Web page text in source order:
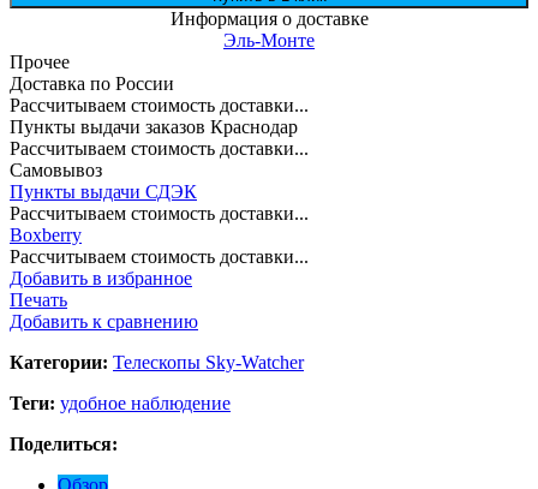
Информация о доставке
Эль-Монте
Прочее
Доставка по России
Рассчитываем стоимость доставки...
Пункты выдачи заказов Краснодар
Рассчитываем стоимость доставки...
Самовывоз
Пункты выдачи СДЭК
Рассчитываем стоимость доставки...
Boxberry
Рассчитываем стоимость доставки...
Добавить в избранное
Печать
Добавить к сравнению
Категории: Телескопы Sky-Watcher
Теги: удобное наблюдение
Поделиться:
Обзор